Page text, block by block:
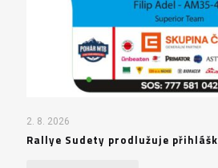
2. 8. 2026
Rallye Sudety prodlužuje